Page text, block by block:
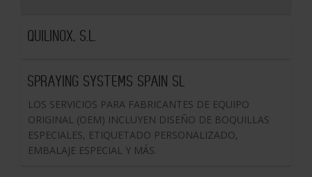
QUILINOX, S.L.
SPRAYING SYSTEMS SPAIN SL
LOS SERVICIOS PARA FABRICANTES DE EQUIPO
ORIGINAL (OEM) INCLUYEN DISEÑO DE BOQUILLAS
ESPECIALES, ETIQUETADO PERSONALIZADO,
EMBALAJE ESPECIAL Y MÁS.